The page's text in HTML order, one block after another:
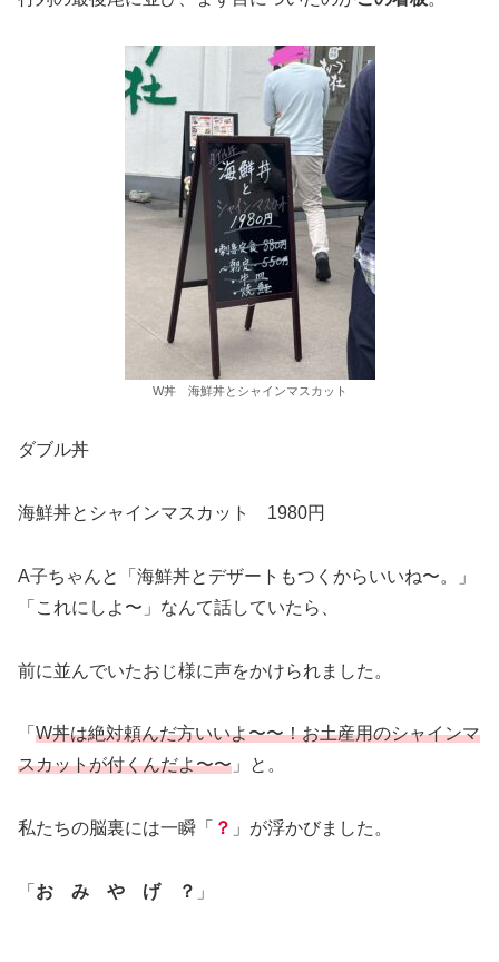
W丼 海鮮丼とシャインマスカット
ダブル丼
海鮮丼とシャインマスカット 1980円
A子ちゃんと「海鮮丼とデザートもつくからいいね〜。」
「これにしよ〜」なんて話していたら、
前に並んでいたおじ様に声をかけられました。
「 W丼は絶対頼んだ方いいよ〜〜！お土産用のシャインマ
スカットが付くんだよ〜〜 」と。
私たちの脳裏には一瞬「 ？ 」が浮かびました。
「 お み や げ ？ 」